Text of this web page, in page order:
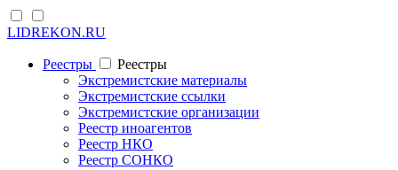
LIDREKON.RU
Реестры
Реестры
Экстремистские материалы
Экстремистские ссылки
Экстремистские организации
Реестр иноагентов
Реестр НКО
Реестр СОНКО